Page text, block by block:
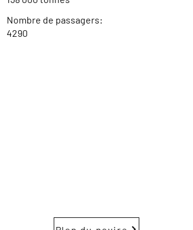
Nombre de passagers:
4290